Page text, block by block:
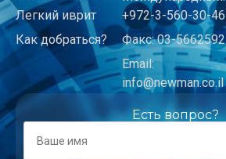
Легкий иврит
Как добраться?
+972-3-560-30-46
Факс: 03-5662592
Email:
info@newman.co.il
Есть вопрос?